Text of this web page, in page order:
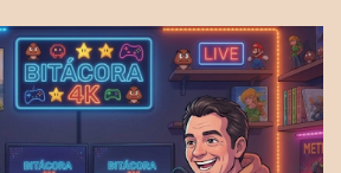
de podcast y nos dejan
de redes. Spotify YouTube. Twitter -
Instagram -
cronicasgoomba/ Facebook -
CronicasGoomba Si no estamos en tu